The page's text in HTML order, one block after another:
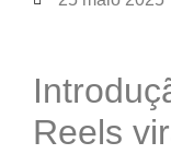
Reels